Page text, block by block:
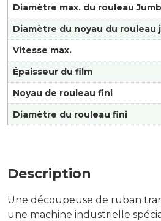
Diamètre max. du rouleau
Diamètre du noyau du rouleau
Vitesse max.
Épaisseur du film
Noyau de rouleau fini
Diamètre du rouleau fini
Description
Une découpeuse de ruban
une machine industrielle